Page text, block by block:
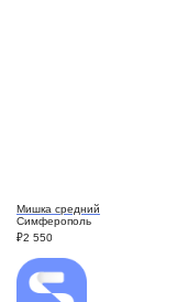
Мишка средний
Симферополь
₽2 550